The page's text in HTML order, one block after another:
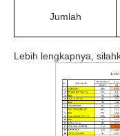
Jumlah
Lebih lengkapnya,